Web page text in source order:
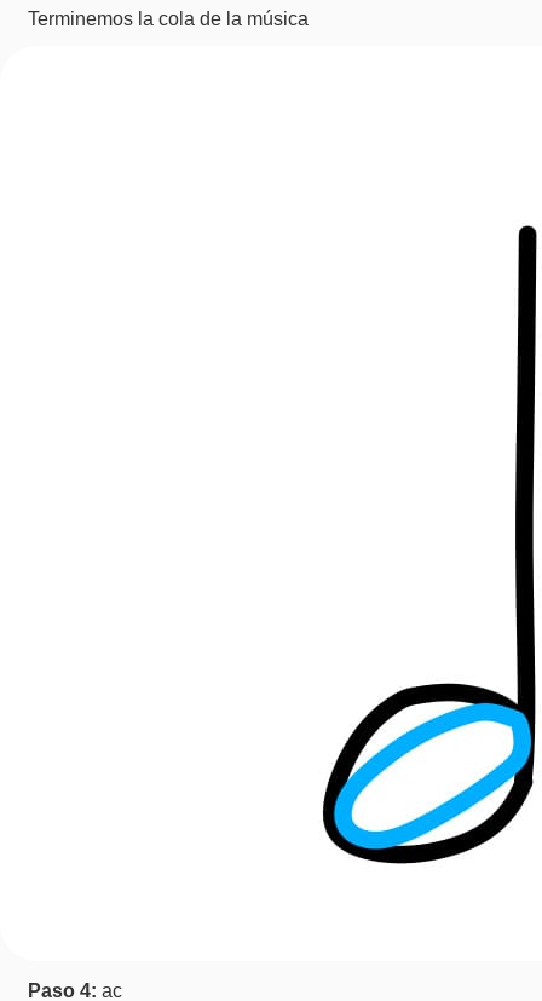
Terminemos la cola de la música
Paso 4:ac